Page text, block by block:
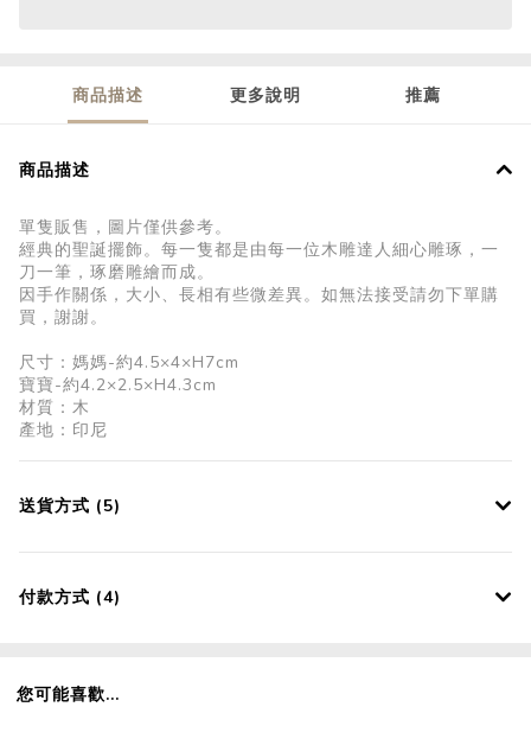
商品描述 更多說明 推薦
商品描述
單隻販售，圖片僅供參考。
經典的聖誕擺飾。每一隻都是由每一位木雕達人細心雕琢，一
刀一筆，琢磨雕繪而成。
因手作關係，大小、長相有些微差異。如無法接受請勿下單購
買，謝謝。
尺寸：媽媽-約4.5×4×H7cm
寶寶-約4.2×2.5×H4.3cm
材質：木
產地：印尼
送貨方式 (5)
付款方式 (4)
您可能喜歡...